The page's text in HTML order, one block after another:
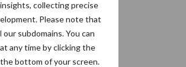
collecting precise
Please note that
subdomains. You can
any time by clicking the
bottom of your screen.
dat een
Verder is
goed beeld krijgen